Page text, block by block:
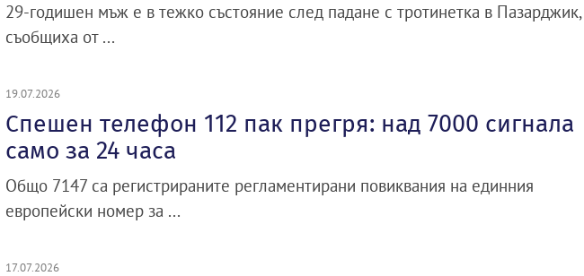
29-годишен мъж е в тежко състояние след падане с тротинетка в Пазарджик,
съобщиха от ...
19.07.2026
Спешен телефон 112 пак прегря: над 7000 сигнала
само за 24 часа
Общо 7147 са регистрираните регламентирани повиквания на единния
европейски номер за ...
17.07.2026